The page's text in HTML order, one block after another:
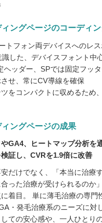
ングページのコーディ
トフォン両デバイスへのレ
識した、デバイスフォント中
ヘッダー、SPでは固定フッ
せ、常にCV導線を確保
をコンパクトに収めるため
ングページの成果
GA4、ヒートマップ分析を
証し、CVRを1.9倍に改善
だけでなく、「本当に治療
った治療が受けられるのか
着目。 単に薄毛治療の専門
・発毛治療系のニーズに対
しての安心感や、一人ひとり